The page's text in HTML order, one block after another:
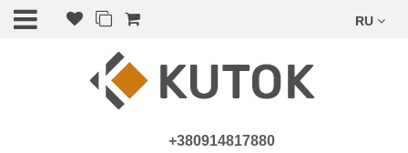
RU
+380914817880